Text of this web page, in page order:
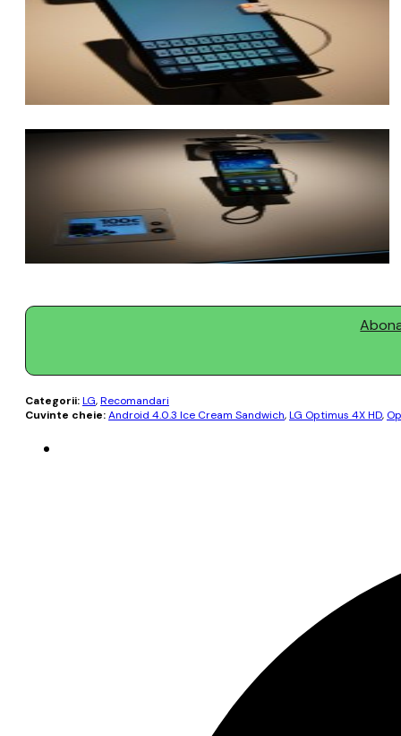
Categorii:LG,Recomandari
Cuvinte cheie:Android 4.0.3 Ice Cream Sandwich,LG Optimus 4X HD,